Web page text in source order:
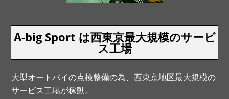
A-big Sport は西東京最大規模のサービ
ス工場
大型オートバイの点検整備の為、西東京地区最大規模の
サービス工場が稼動。